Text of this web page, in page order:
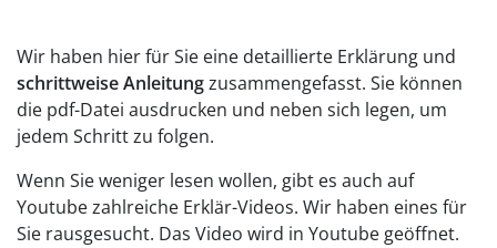
Wir haben hier für Sie eine detaillierte Erklärung und
schrittweise Anleitungzusammengefasst. Sie können
die pdf-Datei ausdrucken und neben sich legen, um
jedem Schritt zu folgen.
Wenn Sie weniger lesen wollen, gibt es auch auf
Youtube zahlreiche Erklär-Videos. Wir haben eines für
Sie rausgesucht. Das Video wird in Youtube geöffnet.